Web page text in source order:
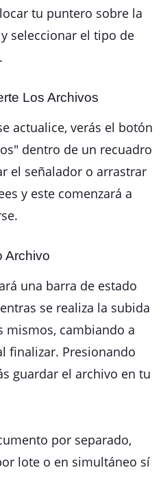
tu puntero sobre la
seleccionar el tipo de
Los Archivos
actualice, verás el botón
dentro de un recuadro
el señalador o arrastrar
y este comenzará a
Archivo
una barra de estado
se realiza la subida
mismos, cambiando a
finalizar. Presionando
guardar el archivo en tu
por separado,
lote o en simultáneo sí